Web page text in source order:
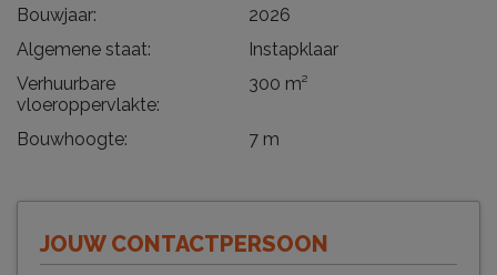
Bouwjaar:
2026
Algemene staat:
Instapklaar
Verhuurbare
vloeroppervlakte:
300 m²
Bouwhoogte: 7 m
JOUW CONTACTPERSOON